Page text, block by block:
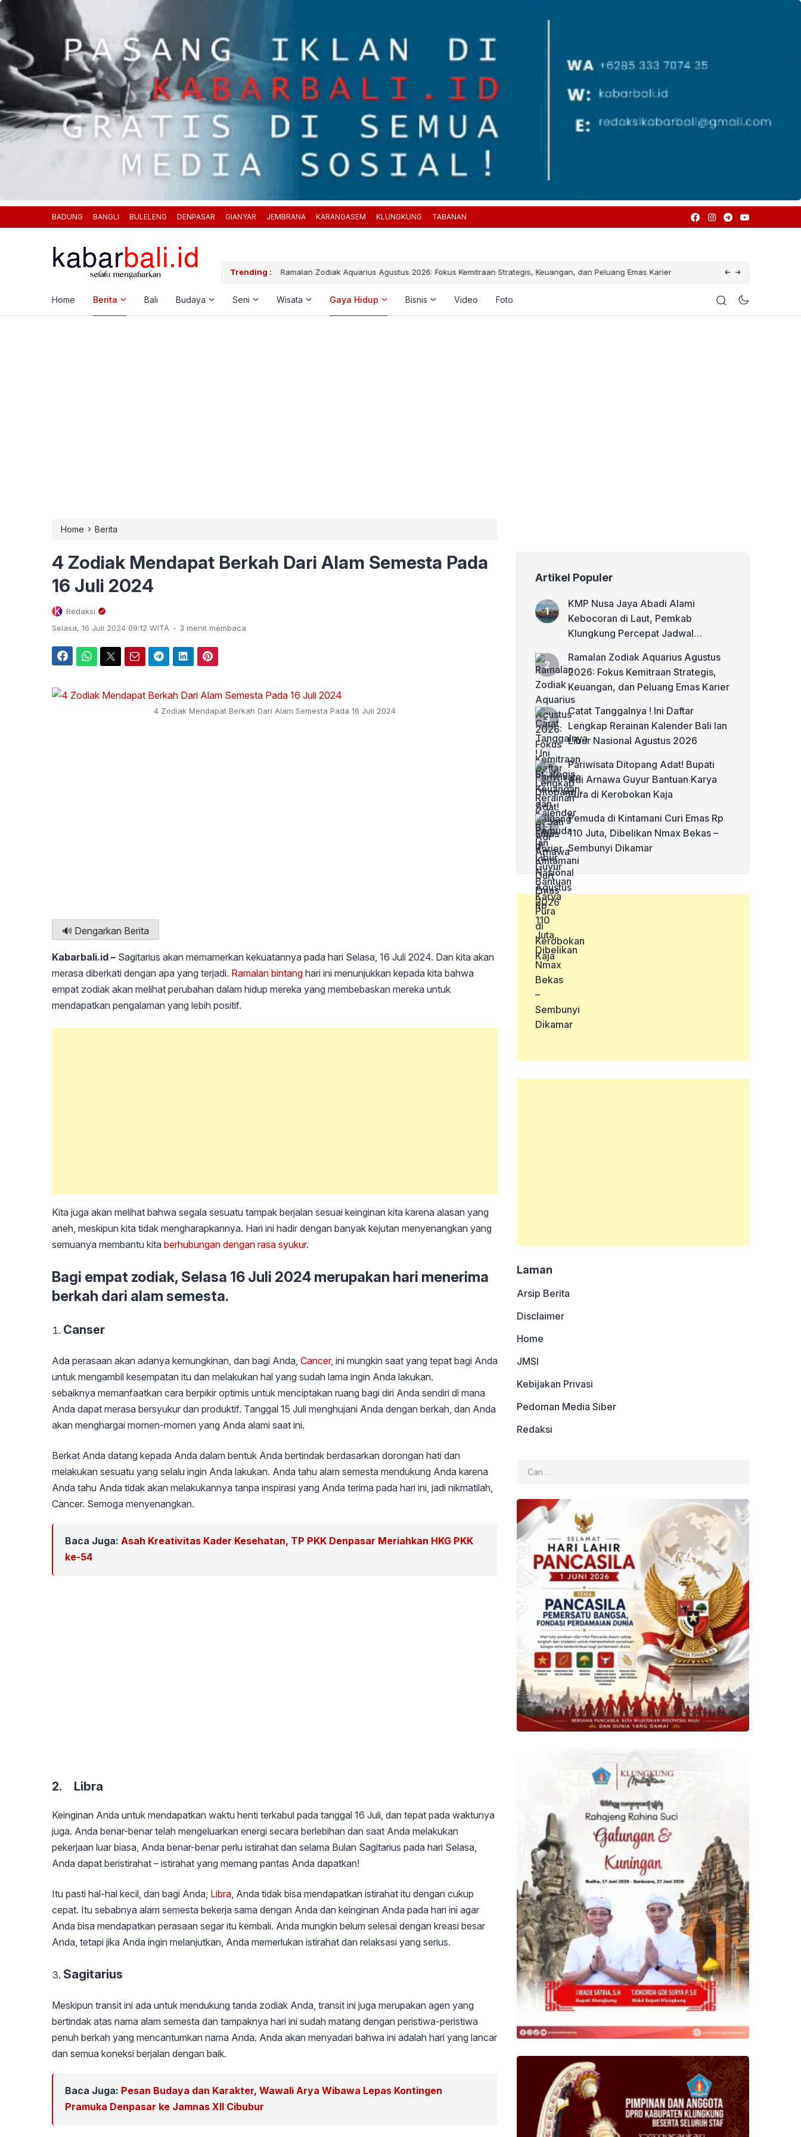
BADUNG BANGLI BULELENG DENPASAR GIANYAR JEMBRANA KARANGASEM KLUNGKUNG TABANAN
Trending :
Pemkab Klungkung Percepat Jadwal Docking Rp3,6 Miliar Ramalan Zodiak Aquarius Agustus 2026: Fokus Kemitraan Strategis, Keuangan, dan Peluang Emas Karier Catat Tanggalnya ! Ini
Home Berita Bali Budaya Seni Wisata Gaya Hidup Bisnis Video Foto
Home › Berita
4 Zodiak Mendapat Berkah Dari Alam Semesta Pada
16 Juli 2024
Redaksi
Selasa, 16 Juli 2024 09:12 WITA . 3 menit membaca
4 Zodiak Mendapat Berkah Dari Alam Semesta Pada 16 Juli 2024
🔊 Dengarkan Berita
Kabarbali.id – Sagitarius akan memamerkan kekuatannya pada hari Selasa, 16 Juli 2024. Dan kita akan
merasa diberkati dengan apa yang terjadi. Ramalan bintang hari ini menunjukkan kepada kita bahwa
empat zodiak akan melihat perubahan dalam hidup mereka yang membebaskan mereka untuk
mendapatkan pengalaman yang lebih positif.
Kita juga akan melihat bahwa segala sesuatu tampak berjalan sesuai keinginan kita karena alasan yang
aneh, meskipun kita tidak mengharapkannya. Hari ini hadir dengan banyak kejutan menyenangkan yang
semuanya membantu kita berhubungan dengan rasa syukur.
Bagi empat zodiak, Selasa 16 Juli 2024 merupakan hari menerima
berkah dari alam semesta.
Canser
Ada perasaan akan adanya kemungkinan, dan bagi Anda, Cancer, ini mungkin saat yang tepat bagi Anda
untuk mengambil kesempatan itu dan melakukan hal yang sudah lama ingin Anda lakukan.
sebaiknya memanfaatkan cara berpikir optimis untuk menciptakan ruang bagi diri Anda sendiri di mana
Anda dapat merasa bersyukur dan produktif. Tanggal 15 Juli menghujani Anda dengan berkah, dan Anda
akan menghargai momen-momen yang Anda alami saat ini.
Berkat Anda datang kepada Anda dalam bentuk Anda bertindak berdasarkan dorongan hati dan
melakukan sesuatu yang selalu ingin Anda lakukan. Anda tahu alam semesta mendukung Anda karena
Anda tahu Anda tidak akan melakukannya tanpa inspirasi yang Anda terima pada hari ini, jadi nikmatilah,
Cancer. Semoga menyenangkan.
Baca Juga: Asah Kreativitas Kader Kesehatan, TP PKK Denpasar Meriahkan HKG PKK
ke-54
2. Libra
Keinginan Anda untuk mendapatkan waktu henti terkabul pada tanggal 16 Juli, dan tepat pada waktunya
juga. Anda benar-benar telah mengeluarkan energi secara berlebihan dan saat Anda melakukan
pekerjaan luar biasa, Anda benar-benar perlu istirahat dan selama Bulan Sagitarius pada hari Selasa,
Anda dapat beristirahat – istirahat yang memang pantas Anda dapatkan!
Itu pasti hal-hal kecil, dan bagi Anda, Libra, Anda tidak bisa mendapatkan istirahat itu dengan cukup
cepat. Itu sebabnya alam semesta bekerja sama dengan Anda dan keinginan Anda pada hari ini agar
Anda bisa mendapatkan perasaan segar itu kembali. Anda mungkin belum selesai dengan kreasi besar
Anda, tetapi jika Anda ingin melanjutkan, Anda memerlukan istirahat dan relaksasi yang serius.
Sagitarius
Meskipun transit ini ada untuk mendukung tanda zodiak Anda, transit ini juga merupakan agen yang
bertindak atas nama alam semesta dan tampaknya hari ini sudah matang dengan peristiwa-peristiwa
penuh berkah yang mencantumkan nama Anda. Anda akan menyadari bahwa ini adalah hari yang lancar
dan semua koneksi berjalan dengan baik.
Baca Juga: Pesan Budaya dan Karakter, Wawali Arya Wibawa Lepas Kontingen
Pramuka Denpasar ke Jamnas XII Cibubur
Artikel Populer
KMP Nusa Jaya Abadi Alami
Kebocoran di Laut, Pemkab
Klungkung Percepat Jadwal
Ramalan Zodiak Aquarius Agustus
2026: Fokus Kemitraan Strategis,
Keuangan, dan Peluang Emas Karier
Catat Tanggalnya ! Ini Daftar
Lengkap Rerainan Kalender Bali lan
Libur Nasional Agustus 2026
Pariwisata Ditopang Adat! Bupati
Adi Arnawa Guyur Bantuan Karya
Pura di Kerobokan Kaja
Pemuda di Kintamani Curi Emas Rp
110 Juta, Dibelikan Nmax Bekas –
Sembunyi Dikamar
Laman
Arsip Berita
Disclaimer
Home
JMSI
Kebijakan Privasi
Pedoman Media Siber
Redaksi
untuk: